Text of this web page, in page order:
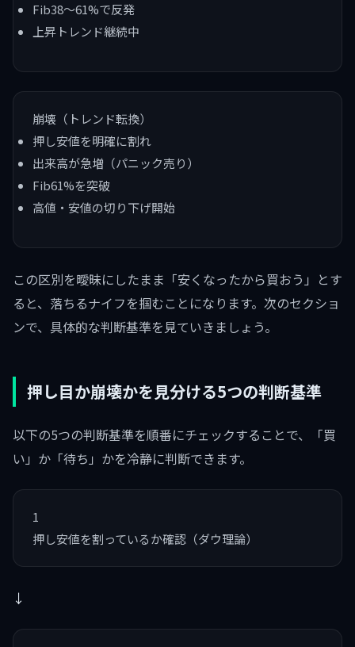
Fib38〜61%で反発
上昇トレンド継続中
崩壊（トレンド転換）
押し安値を明確に割れ
出来高が急増（パニック売り）
Fib61%を突破
高値・安値の切り下げ開始
この区別を曖昧にしたまま「安くなったから買おう」とす
ると、落ちるナイフを掴むことになります。次のセクショ
ンで、具体的な判断基準を見ていきましょう。
押し目か崩壊かを見分ける5つの判断基準
以下の5つの判断基準を順番にチェックすることで、「買
い」か「待ち」かを冷静に判断できます。
1
押し安値を割っているか確認（ダウ理論）
↓